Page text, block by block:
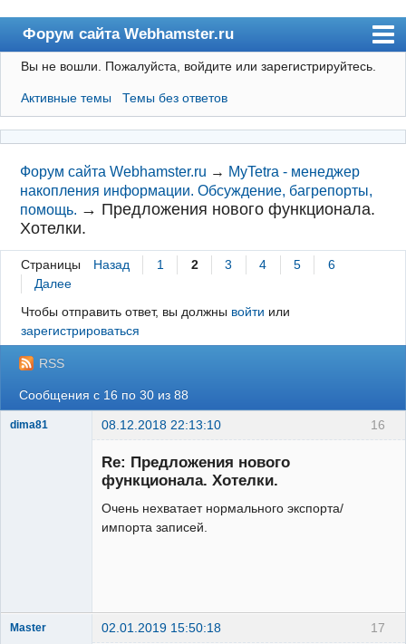
Форум сайта Webhamster.ru
Форум
Пользователи
Поиск
Регистрация
Вход
Webhamster.ru
Вы не вошли. Пожалуйста, войдите или зарегистрируйтесь.
Активные темы Темы без ответов
Форум сайта Webhamster.ru → MyTetra - менеджер
накопления информации. Обсуждение, багрепорты,
помощь. → Предложения нового функционала.
Хотелки.
Страницы Назад 1 2 3 4 5
6
Далее
Чтобы отправить ответ, вы должны войти или
зарегистрироваться
RSS
Сообщения с 16 по 30 из 88
16
dima81 08.12.2018 22:13:10
Re: Предложения нового
функционала. Хотелки.
Очень нехватает нормального экспорта/
импорта записей.
17
Master 02.01.2019 15:50:18